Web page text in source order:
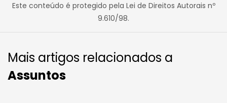
Este conteúdo é protegido pela Lei de Direitos Autorais nº
9.610/98.
Mais artigos relacionados a
Assuntos